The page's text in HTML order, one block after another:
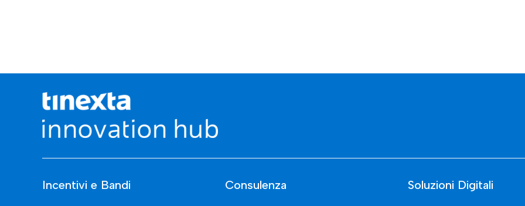
Incentivi e Bandi Consulenza Soluzioni Digitali